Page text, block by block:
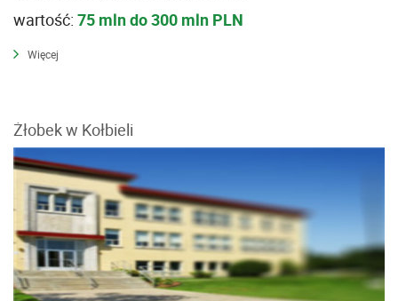
wartość: 75 mln do 300 mln PLN
Więcej
Żłobek w Kołbieli